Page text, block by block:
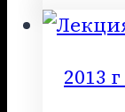
2013